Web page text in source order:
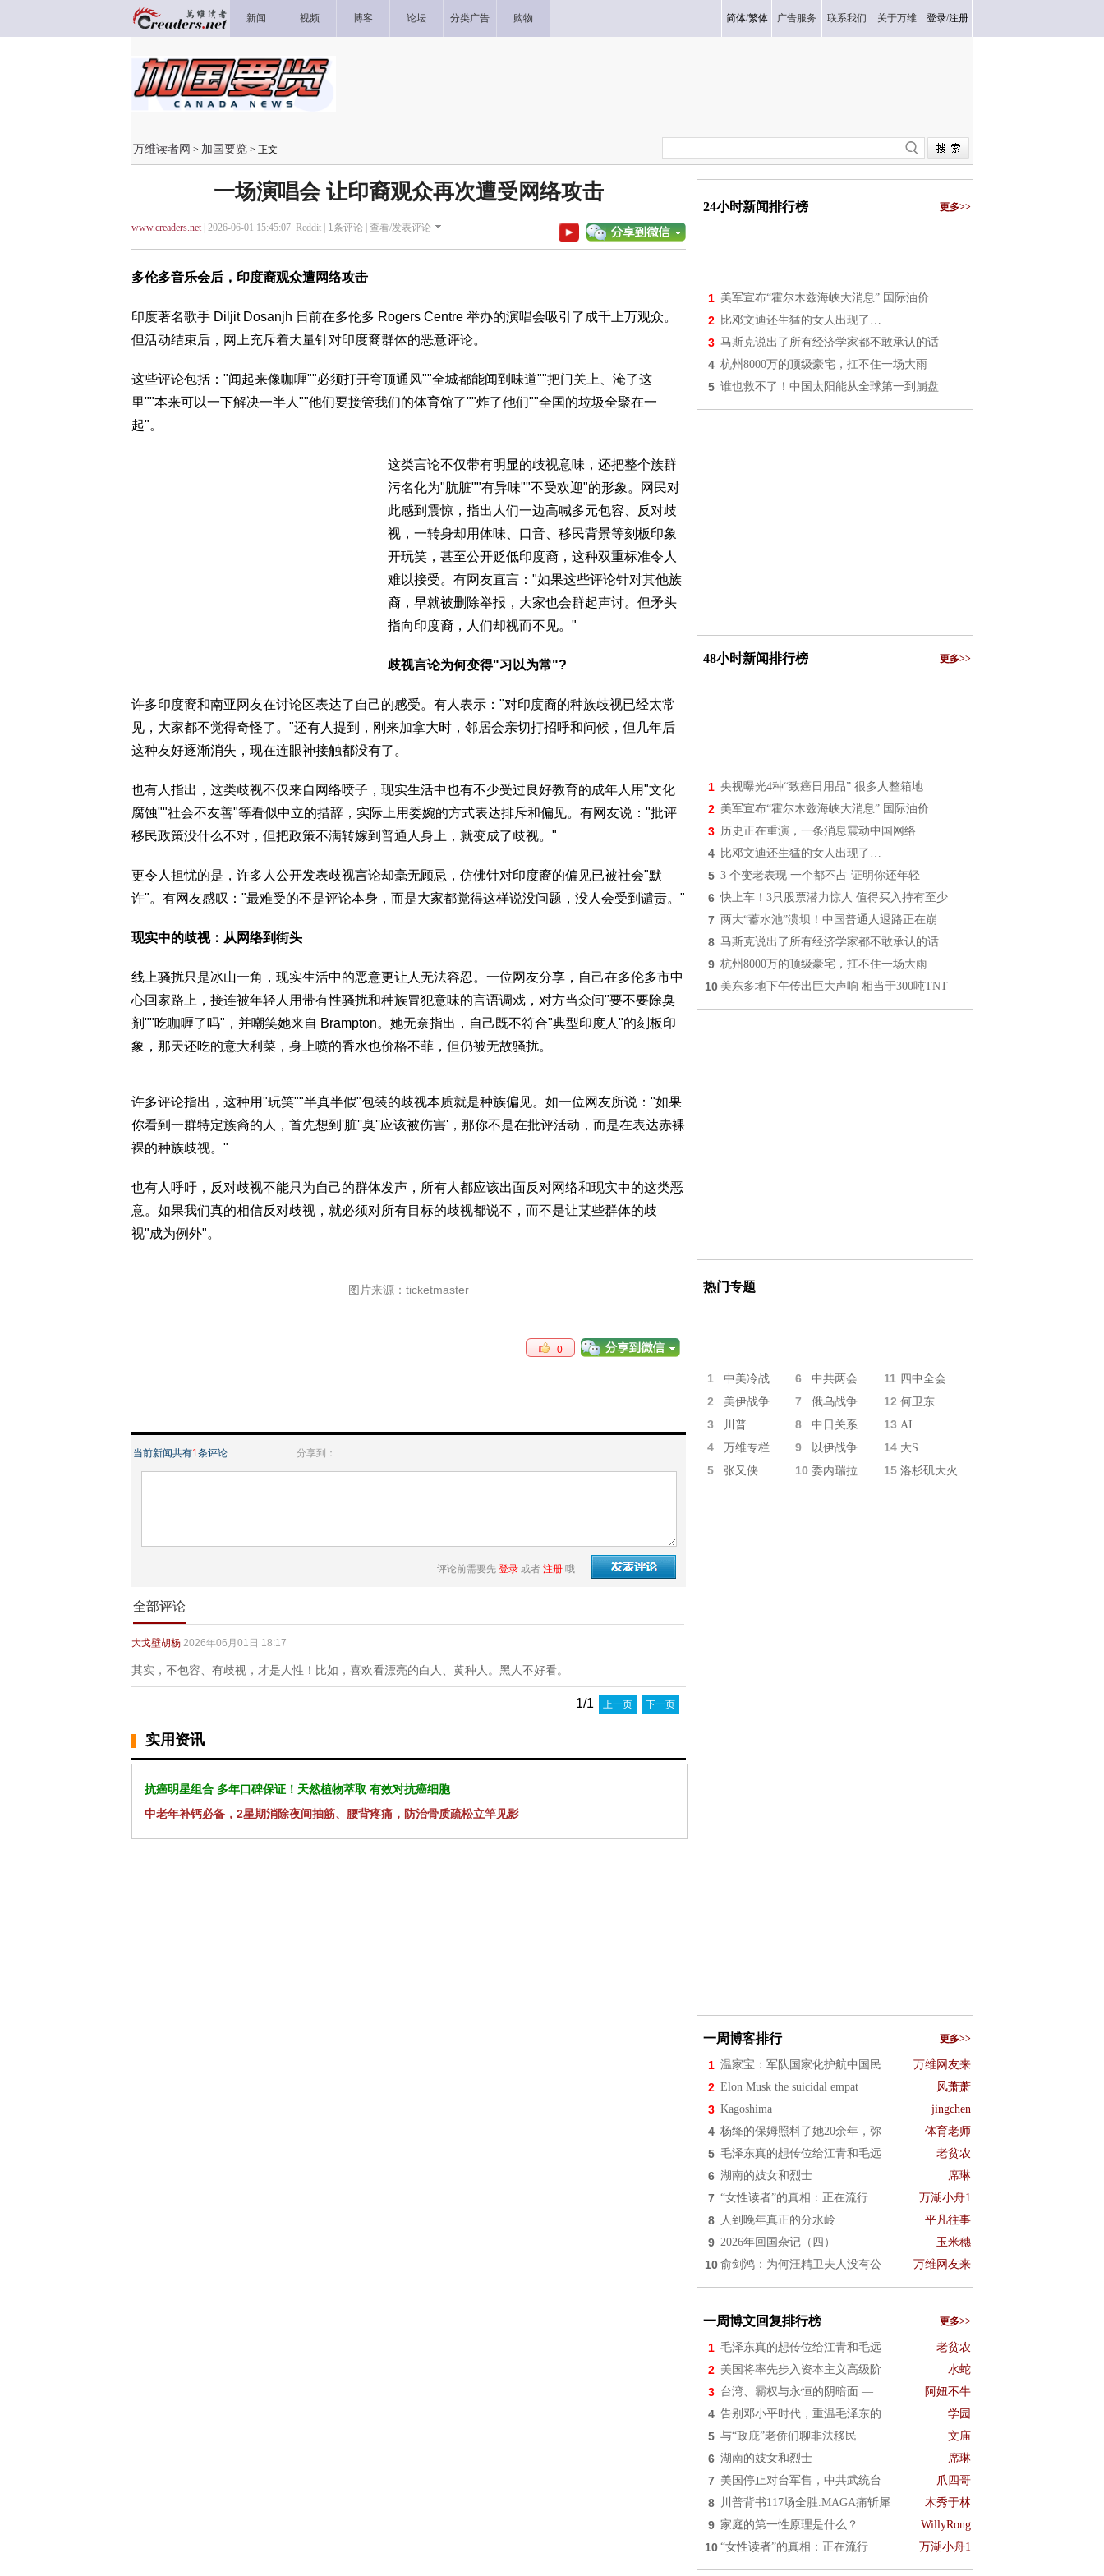
新闻 视频 博客 论坛 分类广告 购物 简体/繁体 广告服务 联系我们 关于万维 登录/注册
万维读者网 > 加国要览 > 正文
一场演唱会 让印裔观众再次遭受网络攻击
www.creaders.net| 2026-06-01 15:45:07 Reddit | 1条评论 | 查看/发表评论
多伦多音乐会后，印度裔观众遭网络攻击
印度著名歌手 Diljit Dosanjh 日前在多伦多 Rogers Centre 举办的演唱会吸引了成千上万观众。
但活动结束后，网上充斥着大量针对印度裔群体的恶意评论。
这些评论包括："闻起来像咖喱""必须打开穹顶通风""全城都能闻到味道""把门关上、淹了这
里""本来可以一下解决一半人""他们要接管我们的体育馆了""炸了他们""全国的垃圾全聚在一
起"。
这类言论不仅带有明显的歧视意味，还把整个族群
污名化为"肮脏""有异味""不受欢迎"的形象。网民对
此感到震惊，指出人们一边高喊多元包容、反对歧
视，一转身却用体味、口音、移民背景等刻板印象
开玩笑，甚至公开贬低印度裔，这种双重标准令人
难以接受。有网友直言："如果这些评论针对其他族
裔，早就被删除举报，大家也会群起声讨。但矛头
指向印度裔，人们却视而不见。"
歧视言论为何变得"习以为常"?
许多印度裔和南亚网友在讨论区表达了自己的感受。有人表示："对印度裔的种族歧视已经太常
见，大家都不觉得奇怪了。"还有人提到，刚来加拿大时，邻居会亲切打招呼和问候，但几年后
这种友好逐渐消失，现在连眼神接触都没有了。
也有人指出，这类歧视不仅来自网络喷子，现实生活中也有不少受过良好教育的成年人用"文化
腐蚀""社会不友善"等看似中立的措辞，实际上用委婉的方式表达排斥和偏见。有网友说："批评
移民政策没什么不对，但把政策不满转嫁到普通人身上，就变成了歧视。"
更令人担忧的是，许多人公开发表歧视言论却毫无顾忌，仿佛针对印度裔的偏见已被社会"默
许"。有网友感叹："最难受的不是评论本身，而是大家都觉得这样说没问题，没人会受到谴责。"
现实中的歧视：从网络到街头
线上骚扰只是冰山一角，现实生活中的恶意更让人无法容忍。一位网友分享，自己在多伦多市中
心回家路上，接连被年轻人用带有性骚扰和种族冒犯意味的言语调戏，对方当众问"要不要除臭
剂""吃咖喱了吗"，并嘲笑她来自 Brampton。她无奈指出，自己既不符合"典型印度人"的刻板印
象，那天还吃的意大利菜，身上喷的香水也价格不菲，但仍被无故骚扰。
许多评论指出，这种用"玩笑""半真半假"包装的歧视本质就是种族偏见。如一位网友所说："如果
你看到一群特定族裔的人，首先想到'脏''臭''应该被伤害'，那你不是在批评活动，而是在表达赤裸
裸的种族歧视。"
也有人呼吁，反对歧视不能只为自己的群体发声，所有人都应该出面反对网络和现实中的这类恶
意。如果我们真的相信反对歧视，就必须对所有目标的歧视都说不，而不是让某些群体的歧
视"成为例外"。
图片来源：ticketmaster
0
当前新闻共有1条评论 分享到：
评论前需要先 登录 或者 注册 哦
全部评论
大戈壁胡杨 2026年06月01日 18:17
其实，不包容、有歧视，才是人性！比如，喜欢看漂亮的白人、黄种人。黑人不好看。
1/1 上一页 下一页
实用资讯
抗癌明星组合 多年口碑保证！天然植物萃取 有效对抗癌细胞
中老年补钙必备，2星期消除夜间抽筋、腰背疼痛，防治骨质疏松立竿见影
24小时新闻排行榜 更多>>
1 美军宣布“霍尔木兹海峡大消息” 国际油价
2 比邓文迪还生猛的女人出现了…
3 马斯克说出了所有经济学家都不敢承认的话
4 杭州8000万的顶级豪宅，扛不住一场大雨
5 谁也救不了！中国太阳能从全球第一到崩盘
48小时新闻排行榜 更多>>
1 央视曝光4种“致癌日用品” 很多人整箱地
2 美军宣布“霍尔木兹海峡大消息” 国际油价
3 历史正在重演，一条消息震动中国网络
4 比邓文迪还生猛的女人出现了…
5 3 个变老表现 一个都不占 证明你还年轻
6 快上车！3只股票潜力惊人 值得买入持有至少
7 两大“蓄水池”溃坝！中国普通人退路正在崩
8 马斯克说出了所有经济学家都不敢承认的话
9 杭州8000万的顶级豪宅，扛不住一场大雨
10 美东多地下午传出巨大声响 相当于300吨TNT
热门专题
1 中美冷战 6 中共两会 11 四中全会
2 美伊战争 7 俄乌战争 12 何卫东
3 川普 8 中日关系 13 AI
4 万维专栏 9 以伊战争 14 大S
5 张又侠 10 委内瑞拉 15 洛杉矶大火
一周博客排行 更多>>
1 温家宝：军队国家化护航中国民 万维网友来
2 Elon Musk the suicidal empat 风萧萧
3 Kagoshima jingchen
4 杨绛的保姆照料了她20余年，弥 体育老师
5 毛泽东真的想传位给江青和毛远 老贫农
6 湖南的妓女和烈士 席琳
7 “女性读者”的真相：正在流行 万湖小舟1
8 人到晚年真正的分水岭 平凡往事
9 2026年回国杂记（四） 玉米穗
10 俞剑鸿：为何汪精卫夫人没有公 万维网友来
一周博文回复排行榜 更多>>
1 毛泽东真的想传位给江青和毛远 老贫农
2 美国将率先步入资本主义高级阶 水蛇
3 台湾、霸权与永恒的阴暗面 — 阿妞不牛
4 告别邓小平时代，重温毛泽东的 学园
5 与“政庇”老侨们聊非法移民 文庙
6 湖南的妓女和烈士 席琳
7 美国停止对台军售，中共武统台 爪四哥
8 川普背书117场全胜.MAGA痛斩犀 木秀于林
9 家庭的第一性原理是什么？ WillyRong
10 “女性读者”的真相：正在流行 万湖小舟1